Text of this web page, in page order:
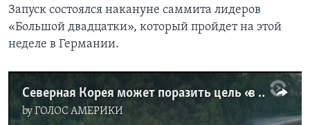
Запуск состоялся накануне саммита лидеров
«Большой двадцатки», который пройдет на этой
неделе в Германии.
Северная Корея может поразить цель «в любой точке мира»
byГОЛОС АМЕРИКИ